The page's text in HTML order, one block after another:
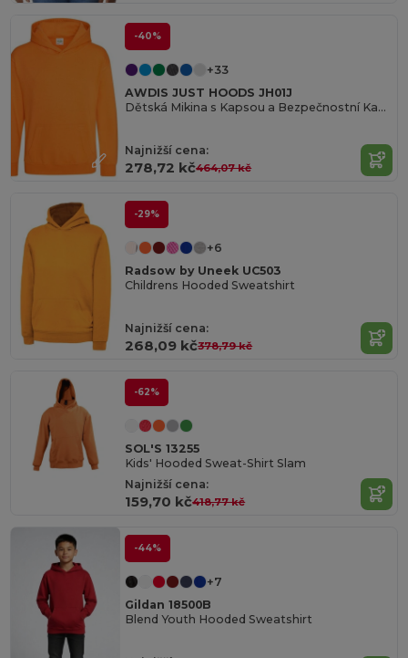
-40%
+33
AWDIS JUST HOODS JH01J
Dětská Mikina s Kapsou a Bezpečnostní Kapucí
Najnižší cena:
278,72 kč464,07 kč
-29%
+6
Radsow by Uneek UC503
Childrens Hooded Sweatshirt
Najnižší cena:
268,09 kč378,79 kč
-62%
SOL'S 13255
Kids' Hooded Sweat-Shirt Slam
Najnižší cena:
159,70 kč418,77 kč
-44%
+7
Gildan 18500B
Blend Youth Hooded Sweatshirt